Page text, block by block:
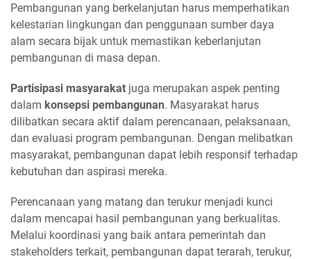
Pembangunan yang berkelanjutan harus memperhatikan
kelestarian lingkungan dan penggunaan sumber daya
alam secara bijak untuk memastikan keberlanjutan
pembangunan di masa depan.
Partisipasi masyarakat juga merupakan aspek penting
dalam konsepsi pembangunan. Masyarakat harus
dilibatkan secara aktif dalam perencanaan, pelaksanaan,
dan evaluasi program pembangunan. Dengan melibatkan
masyarakat, pembangunan dapat lebih responsif terhadap
kebutuhan dan aspirasi mereka.
Perencanaan yang matang dan terukur menjadi kunci
dalam mencapai hasil pembangunan yang berkualitas.
Melalui koordinasi yang baik antara pemerintah dan
stakeholders terkait, pembangunan dapat terarah, terukur,